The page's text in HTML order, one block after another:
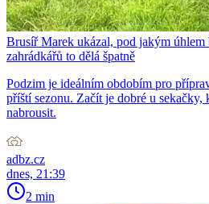
Brusíř Marek ukázal, pod jakým úhlem
zahrádkářů to dělá špatně
Podzim je ideálním obdobím pro
příští sezonu. Začít je dobré u sekačky,
nabrousit.
adbz.cz
dnes, 21:39
2 min